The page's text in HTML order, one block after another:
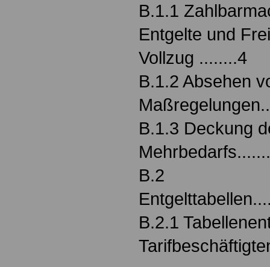
B.1.1
Entgelte und
Vollzug ........4
B.1.2 Absehen
B.1.3 Deckung
B.2
B.2.1